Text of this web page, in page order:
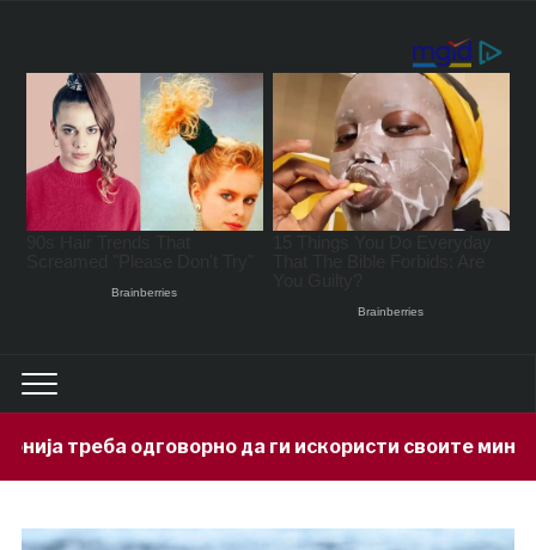
да ги искористи своите минерални богатства